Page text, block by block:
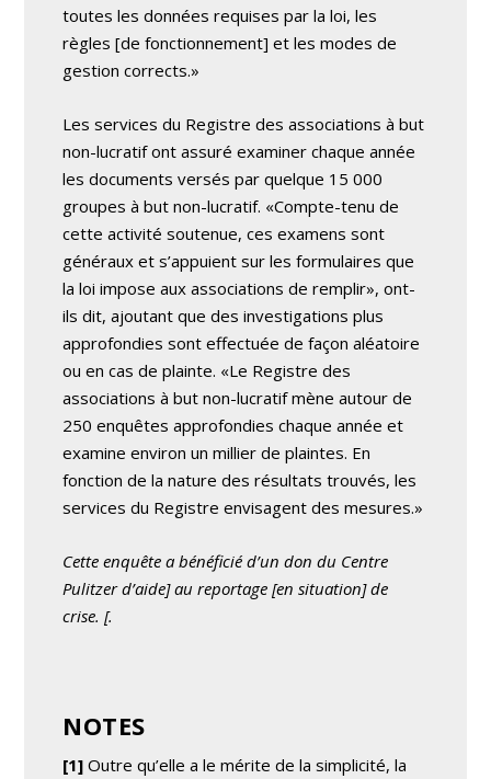
toutes les données requises par la loi, les
règles [de fonctionnement] et les modes de
gestion corrects.»
Les services du Registre des associations à but
non-lucratif ont assuré examiner chaque année
les documents versés par quelque 15 000
groupes à but non-lucratif. «Compte-tenu de
cette activité soutenue, ces examens sont
généraux et s’appuient sur les formulaires que
la loi impose aux associations de remplir», ont-
ils dit, ajoutant que des investigations plus
approfondies sont effectuée de façon aléatoire
ou en cas de plainte. «Le Registre des
associations à but non-lucratif mène autour de
250 enquêtes approfondies chaque année et
examine environ un millier de plaintes. En
fonction de la nature des résultats trouvés, les
services du Registre envisagent des mesures.»
Cette enquête a bénéficié d’un don du Centre
Pulitzerd’aide] au reportage [en situation] de
crise. [.
NOTES
[1] Outre qu’elle a le mérite de la simplicité, la